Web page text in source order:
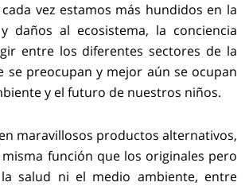
vez estamos más hundidos en la
daños al ecosistema, la conciencia
entre los diferentes sectores de la
se preocupan y mejor aún se ocupan
y el futuro de nuestros niños.
maravillosos productos alternativos,
función que los originales pero
salud ni el medio ambiente, entre